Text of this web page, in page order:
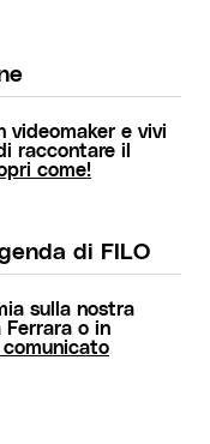
videomaker e vivi
raccontare il
come!
di FILO
sulla nostra
o in